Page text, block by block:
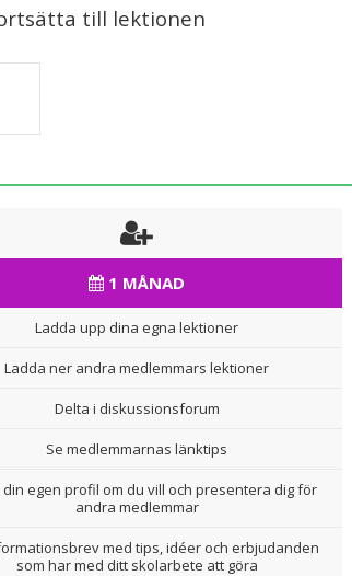
till lektionen
1 MÅNAD
Ladda upp dina egna lektioner
Ladda ner andra medlemmars lektioner
Delta i diskussionsforum
Se medlemmarnas länktips
din egen profil om du vill och presentera dig för
andra medlemmar
med tips, idéer och erbjudanden
som har med ditt skolarbete att göra